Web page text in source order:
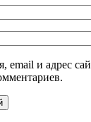
email и адрес